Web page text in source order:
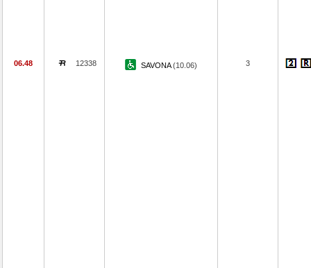
06.48 12338 SAVONA(10.06) 3